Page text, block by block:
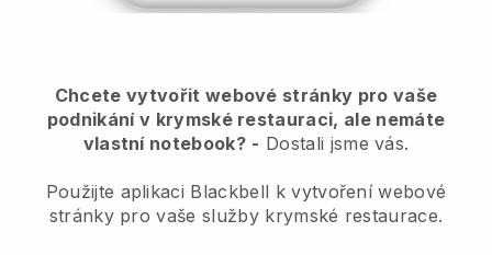
Chcete vytvořit webové stránky pro vaše
podnikání v krymské restauraci, ale nemáte
vlastní notebook? - Dostali jsme vás.
Použijte aplikaci Blackbell k vytvoření webové
stránky pro vaše služby krymské restaurace.